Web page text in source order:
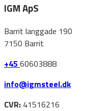
IGM ApS
Barrit langgade 190
7150 Barrit
+45 60603888
info@igmsteel.dk
CVR: 41516216